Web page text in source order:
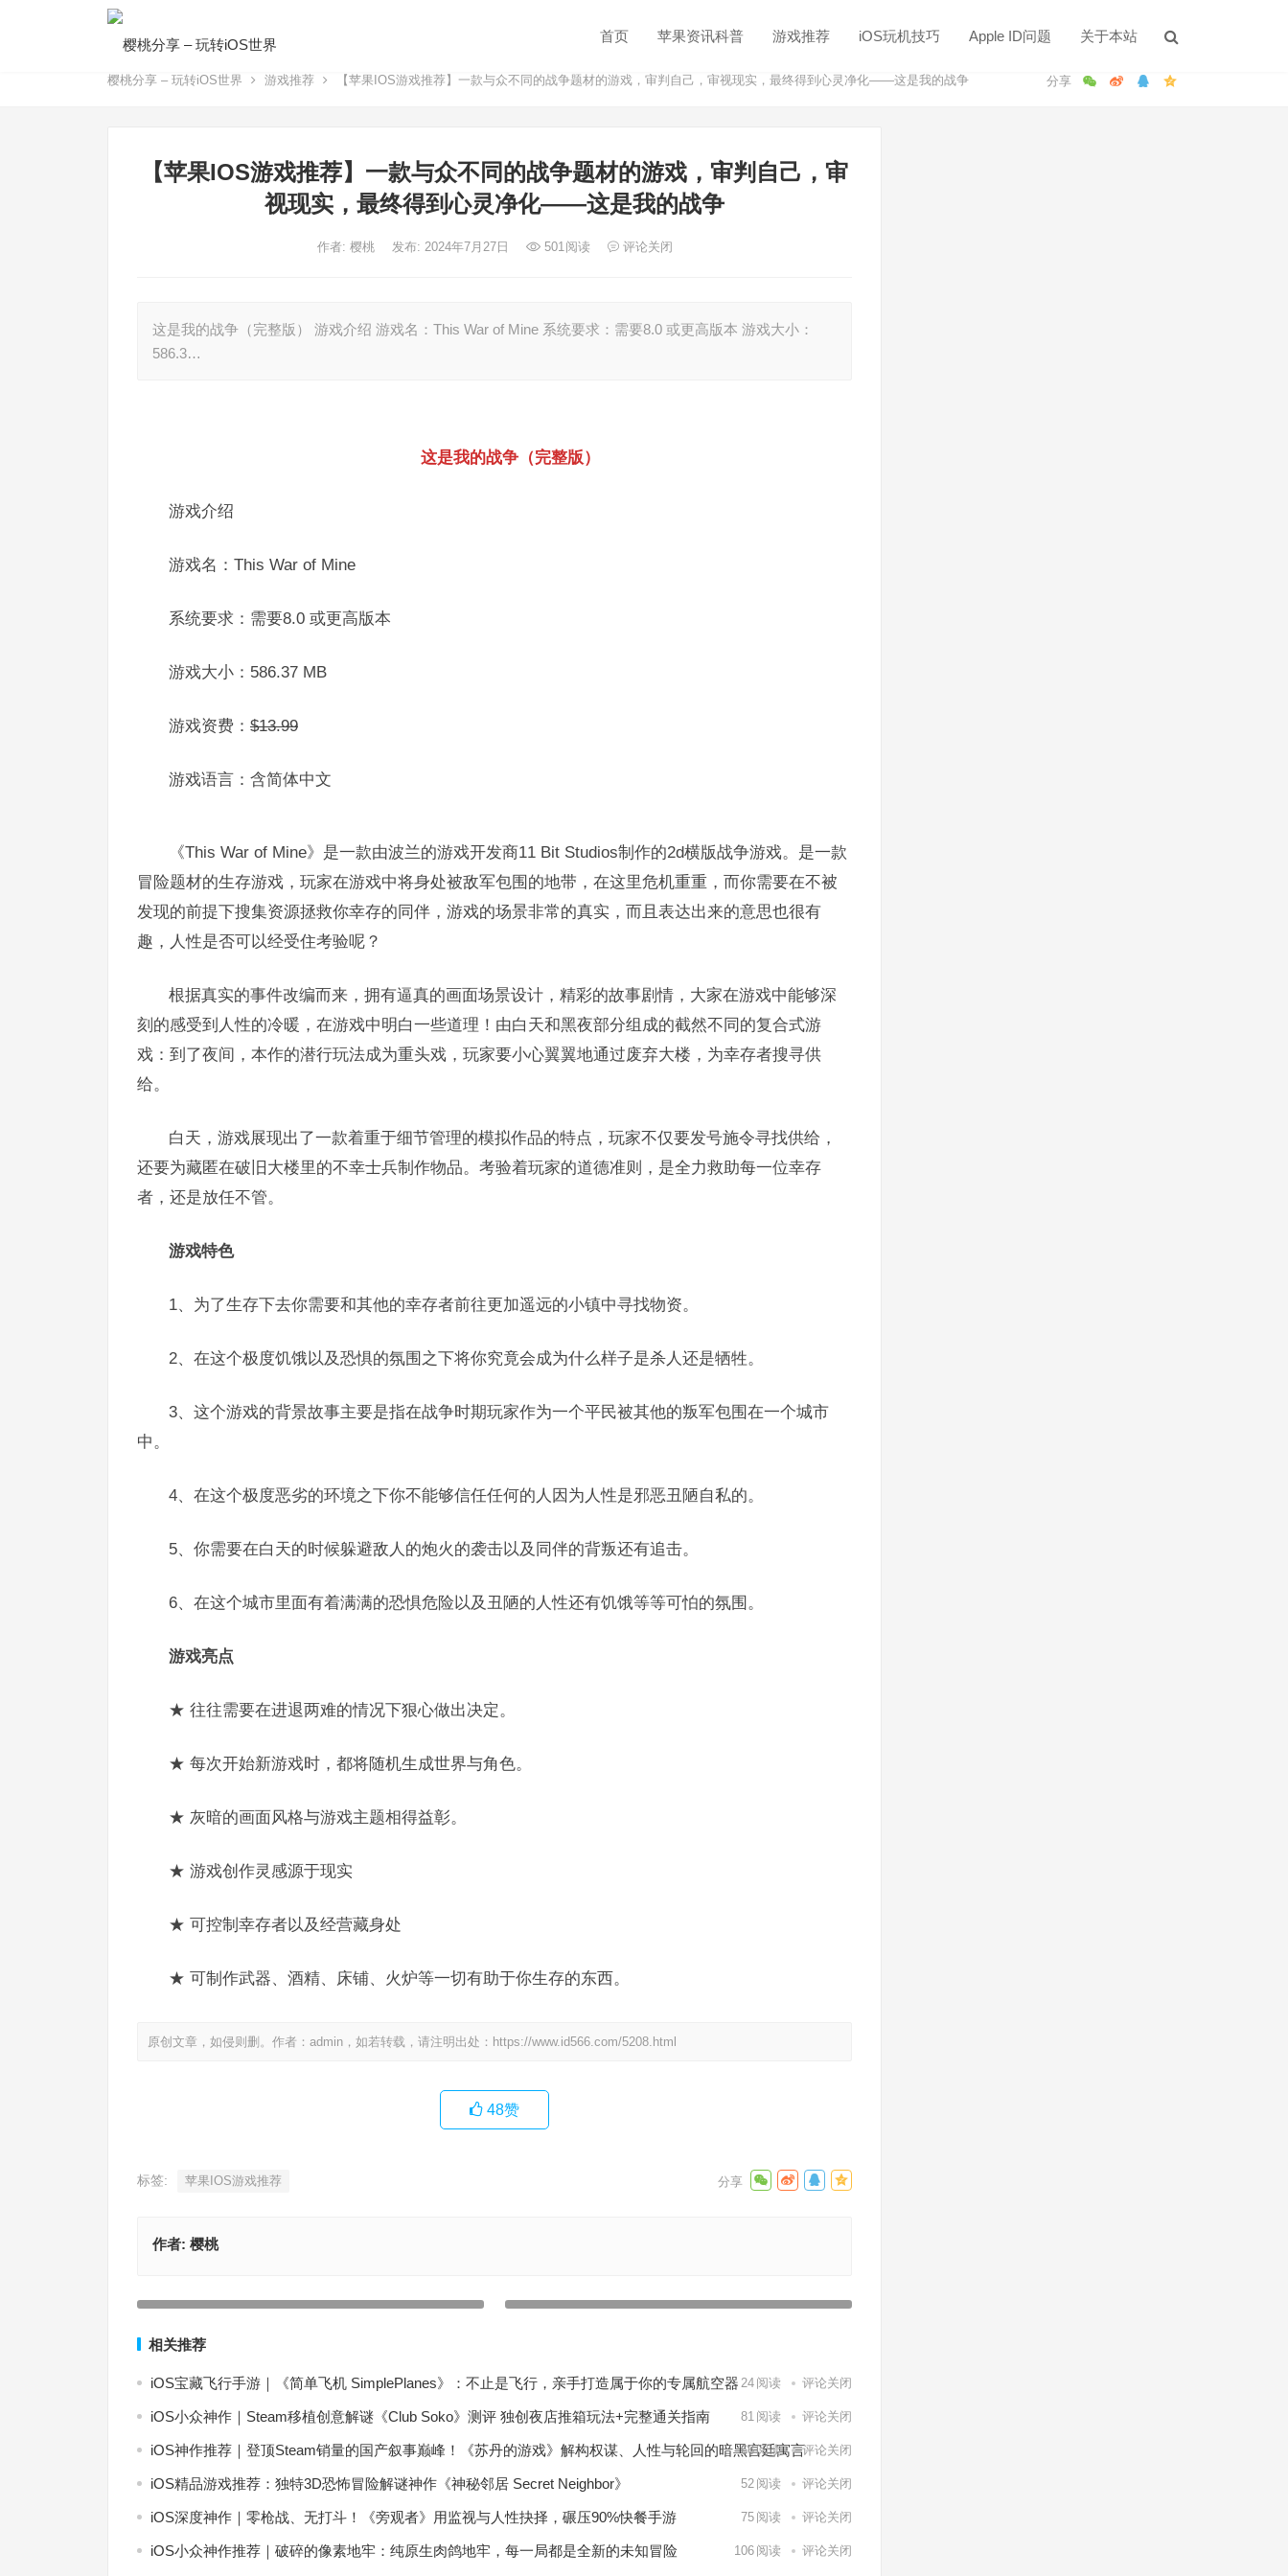
首页 苹果资讯科普 游戏推荐 iOS玩机技巧 Apple ID问题 关于本站
樱桃分享 – 玩转iOS世界 游戏推荐 【苹果IOS游戏推荐】一款与众不同的战争题材的游戏，审判自己，审视现实，最终得到心灵净化——这是我的战争
【苹果IOS游戏推荐】一款与众不同的战争题材的游戏，审判自己，审
视现实，最终得到心灵净化——这是我的战争
作者: 樱桃 发布: 2024年7月27日 501阅读 评论关闭
这是我的战争（完整版） 游戏介绍 游戏名：This War of Mine 系统要求：需要8.0 或更高版本 游戏大小：
586.3…
这是我的战争（完整版）
游戏介绍
游戏名：This War of Mine
系统要求：需要8.0 或更高版本
游戏大小：586.37 MB
游戏资费： $13.99
游戏语言：含简体中文
《This War of Mine》是一款由波兰的游戏开发商11 Bit Studios制作的2d横版战争游戏。是一款
冒险题材的生存游戏，玩家在游戏中将身处被敌军包围的地带，在这里危机重重，而你需要在不被
发现的前提下搜集资源拯救你幸存的同伴，游戏的场景非常的真实，而且表达出来的意思也很有
趣，人性是否可以经受住考验呢？
根据真实的事件改编而来，拥有逼真的画面场景设计，精彩的故事剧情，大家在游戏中能够深
刻的感受到人性的冷暖，在游戏中明白一些道理！由白天和黑夜部分组成的截然不同的复合式游
戏：到了夜间，本作的潜行玩法成为重头戏，玩家要小心翼翼地通过废弃大楼，为幸存者搜寻供
给。
白天，游戏展现出了一款着重于细节管理的模拟作品的特点，玩家不仅要发号施令寻找供给，
还要为藏匿在破旧大楼里的不幸士兵制作物品。考验着玩家的道德准则，是全力救助每一位幸存
者，还是放任不管。
游戏特色
1、为了生存下去你需要和其他的幸存者前往更加遥远的小镇中寻找物资。
2、在这个极度饥饿以及恐惧的氛围之下将你究竟会成为什么样子是杀人还是牺牲。
3、这个游戏的背景故事主要是指在战争时期玩家作为一个平民被其他的叛军包围在一个城市
中。
4、在这个极度恶劣的环境之下你不能够信任任何的人因为人性是邪恶丑陋自私的。
5、你需要在白天的时候躲避敌人的炮火的袭击以及同伴的背叛还有追击。
6、在这个城市里面有着满满的恐惧危险以及丑陋的人性还有饥饿等等可怕的氛围。
游戏亮点
★ 往往需要在进退两难的情况下狠心做出决定。
★ 每次开始新游戏时，都将随机生成世界与角色。
★ 灰暗的画面风格与游戏主题相得益彰。
★ 游戏创作灵感源于现实
★ 可控制幸存者以及经营藏身处
★ 可制作武器、酒精、床铺、火炉等一切有助于你生存的东西。
原创文章，如侵则删。作者：admin，如若转载，请注明出处： https://www.id566.com/5208.html
48赞
标签: 苹果IOS游戏推荐
作者: 樱桃
想的冒险——这里没有游戏
相关推荐
iOS宝藏飞行手游｜《简单飞机 SimplePlanes》：不止是飞行，亲手打造属于你的专属航空器 24 阅读 评论关闭
iOS小众神作｜Steam移植创意解谜《Club Soko》测评 独创夜店推箱玩法+完整通关指南 81 阅读 评论关闭
iOS神作推荐｜登顶Steam销量的国产叙事巅峰！《苏丹的游戏》解构权谋、人性与轮回的暗黑宫廷寓言
66阅读 评论关闭
iOS精品游戏推荐：独特3D恐怖冒险解谜神作《神秘邻居 Secret Neighbor》 52 阅读 评论关闭
iOS深度神作｜零枪战、无打斗！《旁观者》用监视与人性抉择，碾压90%快餐手游 75 阅读 评论关闭
iOS小众神作推荐｜破碎的像素地牢：纯原生肉鸽地牢，每一局都是全新的未知冒险 106 阅读 评论关闭